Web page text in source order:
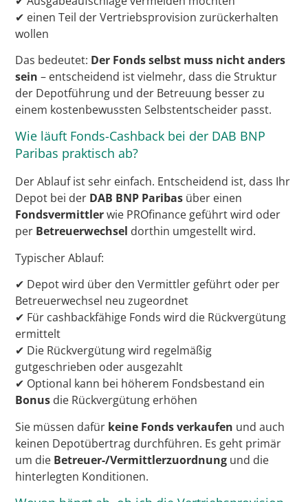
✔ einen Teil der Vertriebsprovision zurückerhalten
wollen
Das bedeutet: Der Fonds selbst muss nicht anders
sein – entscheidend ist vielmehr, dass die Struktur
der Depotführung und der Betreuung besser zu
einem kostenbewussten Selbstentscheider passt.
Wie läuft Fonds-Cashback bei der DAB BNP
Paribas praktisch ab?
Der Ablauf ist sehr einfach. Entscheidend ist, dass Ihr
Depot bei der DAB BNP Paribas über einen
Fondsvermittlerwie PROfinance geführt wird oder
per Betreuerwechsel dorthin umgestellt wird.
Typischer Ablauf:
✔ Depot wird über den Vermittler geführt oder per
Betreuerwechsel neu zugeordnet
✔ Für cashbackfähige Fonds wird die Rückvergütung
ermittelt
✔ Die Rückvergütung wird regelmäßig
gutgeschrieben oder ausgezahlt
✔ Optional kann bei höherem Fondsbestand ein
Bonus die Rückvergütung erhöhen
Sie müssen dafür keine Fonds verkaufen und auch
keinen Depotübertrag durchführen. Es geht primär
um die Betreuer-/Vermittlerzuordnung und die
hinterlegten Konditionen.